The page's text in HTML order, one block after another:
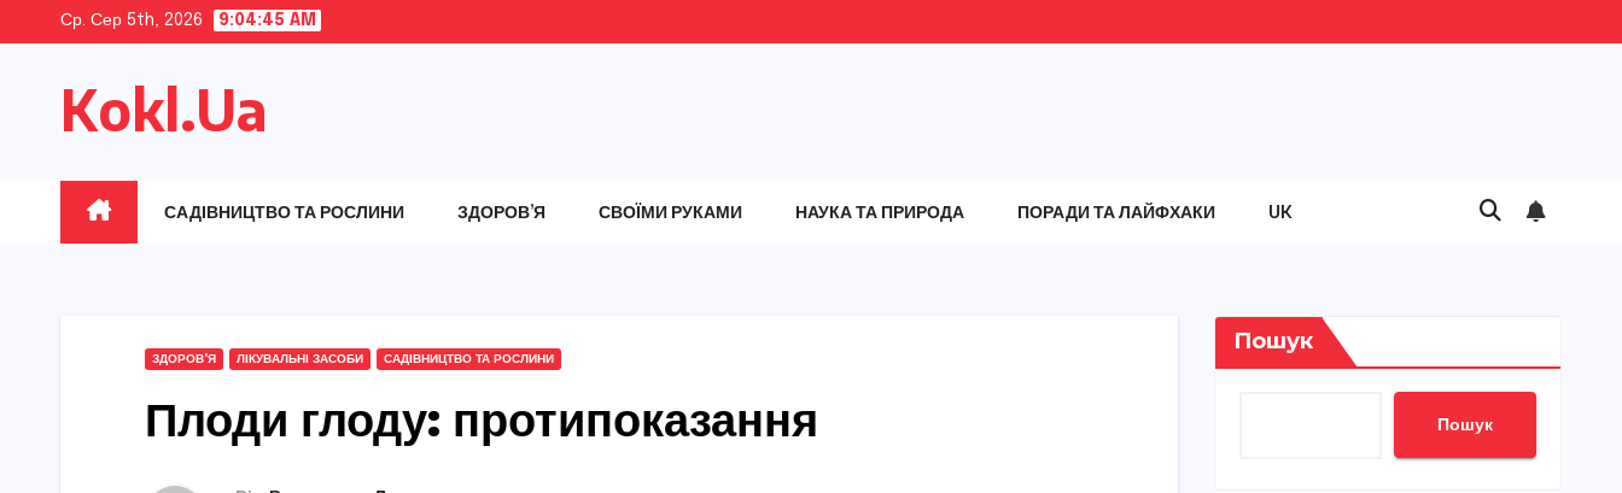
content
Ср. Сер 5th, 2026 9:04:47 AM
Kokl.Ua
САДІВНИЦТВО ТА РОСЛИНИ ЗДОРОВ’Я СВОЇМИ РУКАМИ НАУКА ТА ПРИРОДА ПОРАДИ ТА ЛАЙФХАКИ UK
ЗДОРОВ'Я ЛІКУВАЛЬНІ ЗАСОБИ САДІВНИЦТВО ТА РОСЛИНИ
Плоди глоду: протипоказання
Пошук
Пошук